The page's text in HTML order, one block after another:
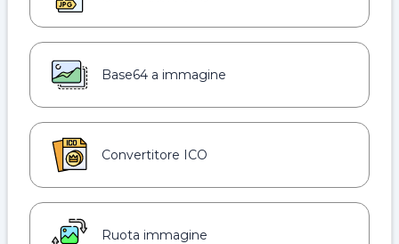
Base64 a immagine
Convertitore ICO
Ruota immagine